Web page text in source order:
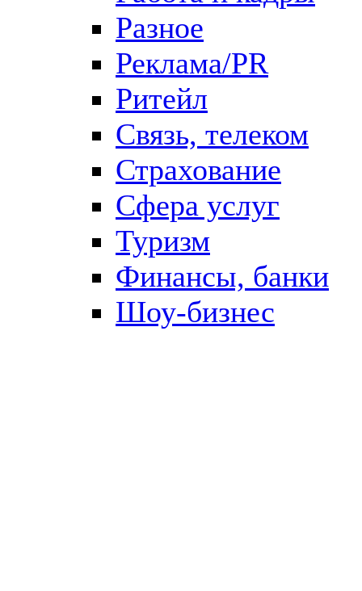
Разное
Реклама/PR
Ритейл
Связь, телеком
Страхование
Сфера услуг
Туризм
Финансы, банки
Шоу-бизнес